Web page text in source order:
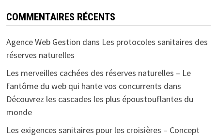
COMMENTAIRES RÉCENTS
Agence Web Gestion dans Les protocoles sanitaires des
réserves naturelles
Les merveilles cachées des réserves naturelles – Le
fantôme du web qui hante vos concurrents dans
Découvrez les cascades les plus époustouflantes du
monde
Les exigences sanitaires pour les croisières – Concept